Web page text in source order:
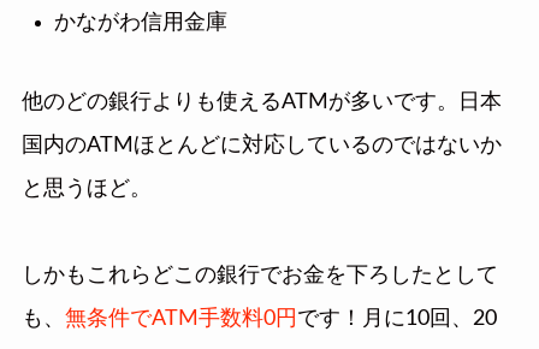
かながわ信用金庫
他のどの銀行よりも使えるATMが多いです。日本
国内のATMほとんどに対応しているのではないか
と思うほど。
しかもこれらどこの銀行でお金を下ろしたとして
も、 無条件でATM手数料0円 です！月に10回、20